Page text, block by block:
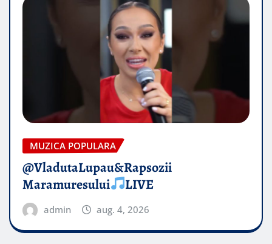
MUZICA POPULARA
@VladutaLupau&Rapsozii
Maramuresului
LIVE
admin aug. 4, 2026